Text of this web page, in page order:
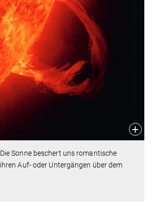
Sonne beschert uns romantische
Auf- oder Untergängen über dem